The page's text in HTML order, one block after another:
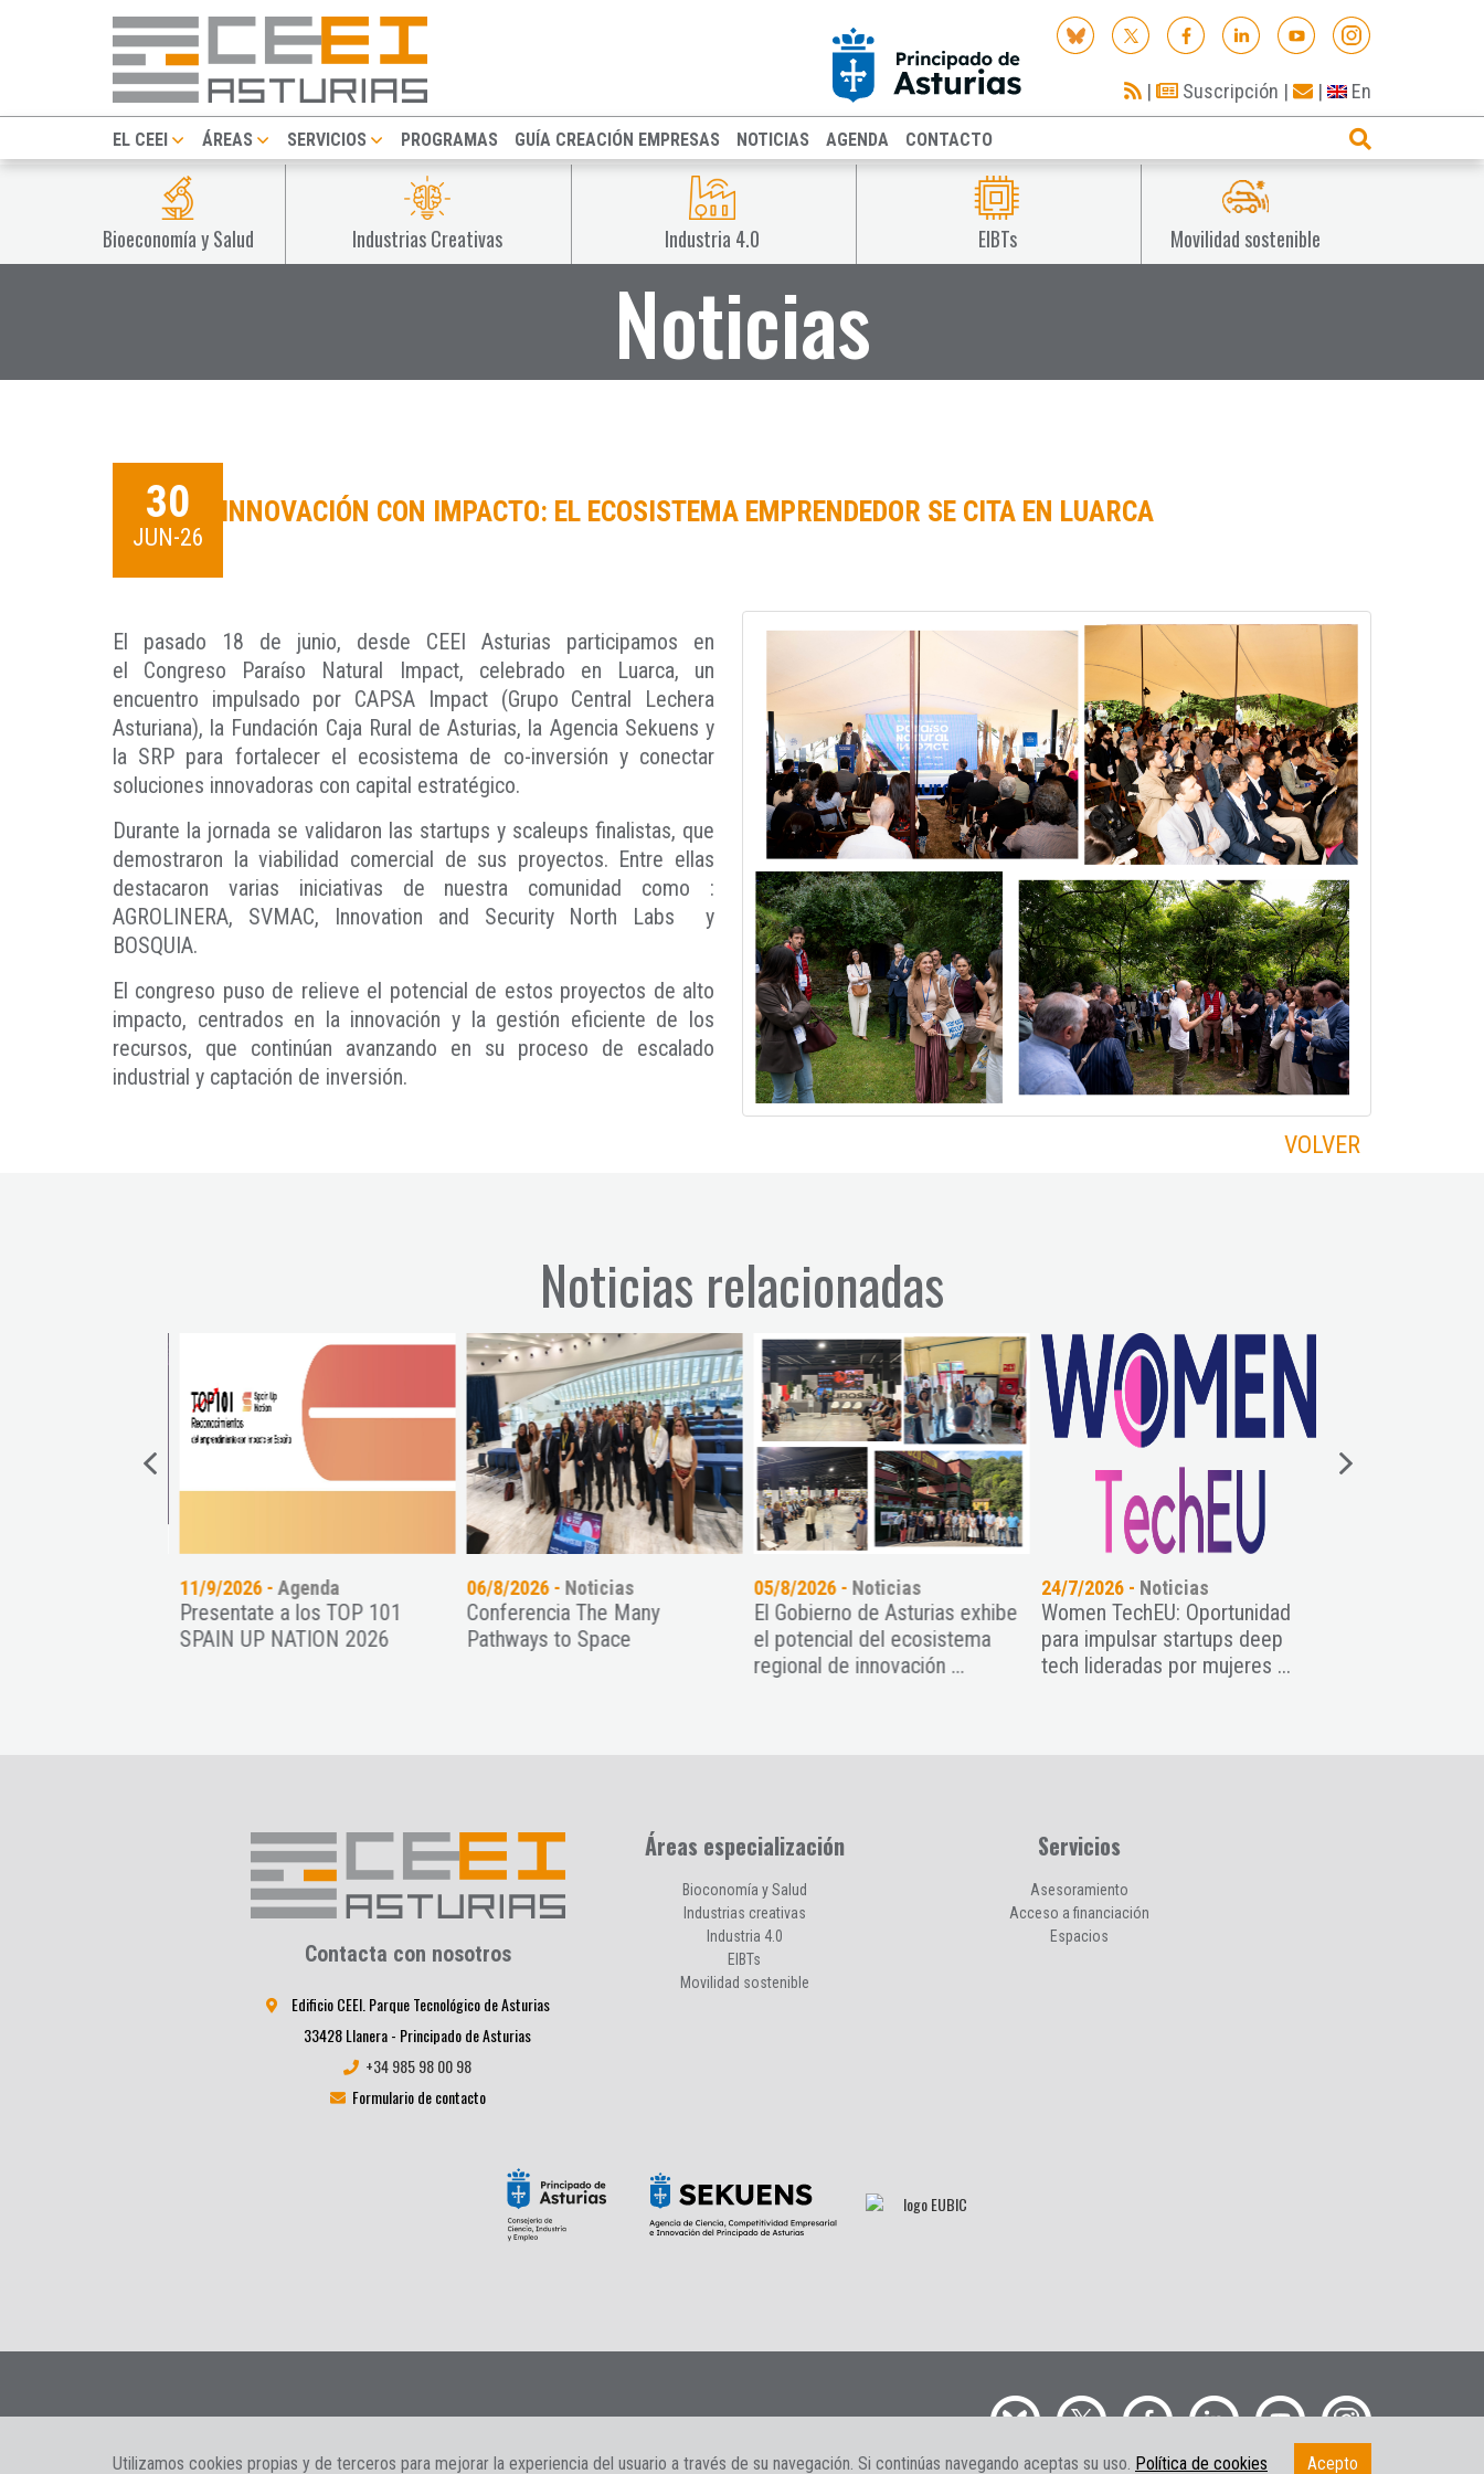
| Suscripción | | En
EL CEEI ÁREAS SERVICIOS PROGRAMAS GUÍA CREACIÓN EMPRESAS NOTICIAS AGENDA CONTACTO
Bioeconomía y Salud Industrias Creativas Industria 4.0 EIBTs Movilidad sostenible
Noticias
30
JUN-26
INNOVACIÓN CON IMPACTO: EL ECOSISTEMA EMPRENDEDOR SE CITA EN LUARCA
El pasado 18 de junio, desde CEEI Asturias participamos en
el Congreso Paraíso Natural Impact, celebrado en Luarca, un
encuentro impulsado por CAPSA Impact (Grupo Central Lechera
Asturiana), la Fundación Caja Rural de Asturias, la Agencia Sekuens y
la SRP para fortalecer el ecosistema de co-inversión y conectar
soluciones innovadoras con capital estratégico.
Durante la jornada se validaron las startups y scaleups finalistas, que
demostraron la viabilidad comercial de sus proyectos. Entre ellas
destacaron varias iniciativas de nuestra comunidad como :
AGROLINERA, SVMAC, Innovation and Security North Labs y
BOSQUIA.
El congreso puso de relieve el potencial de estos proyectos de alto
impacto, centrados en la innovación y la gestión eficiente de los
recursos, que continúan avanzando en su proceso de escalado
industrial y captación de inversión.
VOLVER
Noticias relacionadas
11/9/2026 -Agenda
Presentate a los TOP 101
SPAIN UP NATION 2026
06/8/2026 -Noticias
Conferencia The Many
Pathways to Space
05/8/2026 -Noticias
El Gobierno de Asturias exhibe
el potencial del ecosistema
regional de innovación ...
24/7/2026 -Noticias
Women TechEU: Oportunidad
para impulsar startups deep
tech lideradas por mujeres ...
Contacta con nosotros
Edificio CEEI. Parque Tecnológico de Asturias
33428 Llanera - Principado de Asturias
+34 985 98 00 98
Formulario de contacto
Áreas especialización
Bioconomía y Salud
Industrias creativas
Industria 4.0
EIBTs
Movilidad sostenible
Servicios
Asesoramiento
Acceso a financiación
Espacios
Informacion Legal|Política de privacidad|Política de cookies|Contacto
Utilizamos cookies propias y de terceros para mejorar la experiencia del usuario a través de su navegación. Si continúas navegando aceptas su uso. Política de cookies Acepto